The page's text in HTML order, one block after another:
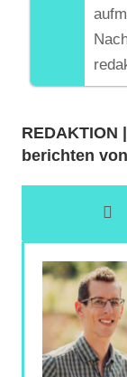
REDAKTION
berichten